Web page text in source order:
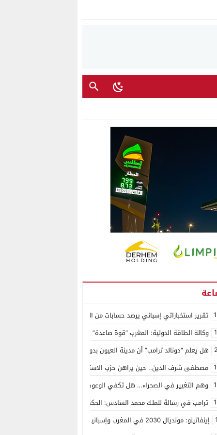
تقرير استخباراتي إسباني يرصد حسابات من الجزائر وأرقاما بـ”213+” ضمن حملة رقمية منظمة حرّضت على اقتحام سبتة
وكالة الطاقة الدولية: المغرب “قوة صاعدة” في سوق المعادن الاستراتيجية
هل يعلم “دونالد ترامب” أن مدينة العيون بدون ماء؟
مصطفى شرف الدين.. حين يراهن حزب الاستقلال على الكفاءة ويمنح الشباب
وهم التغيير في الصحراء… هل تكفي الوعود الفارغة لصناعة الواقع؟
ترامب في رسالة للملك محمد السادس: الحكم الذاتي هو الأساس الوحيد لحل
إينفاتينو: مونديال 2030 في المغرب وإسبانيا والبرتغال سيكون “الأجمل في التاريخ”